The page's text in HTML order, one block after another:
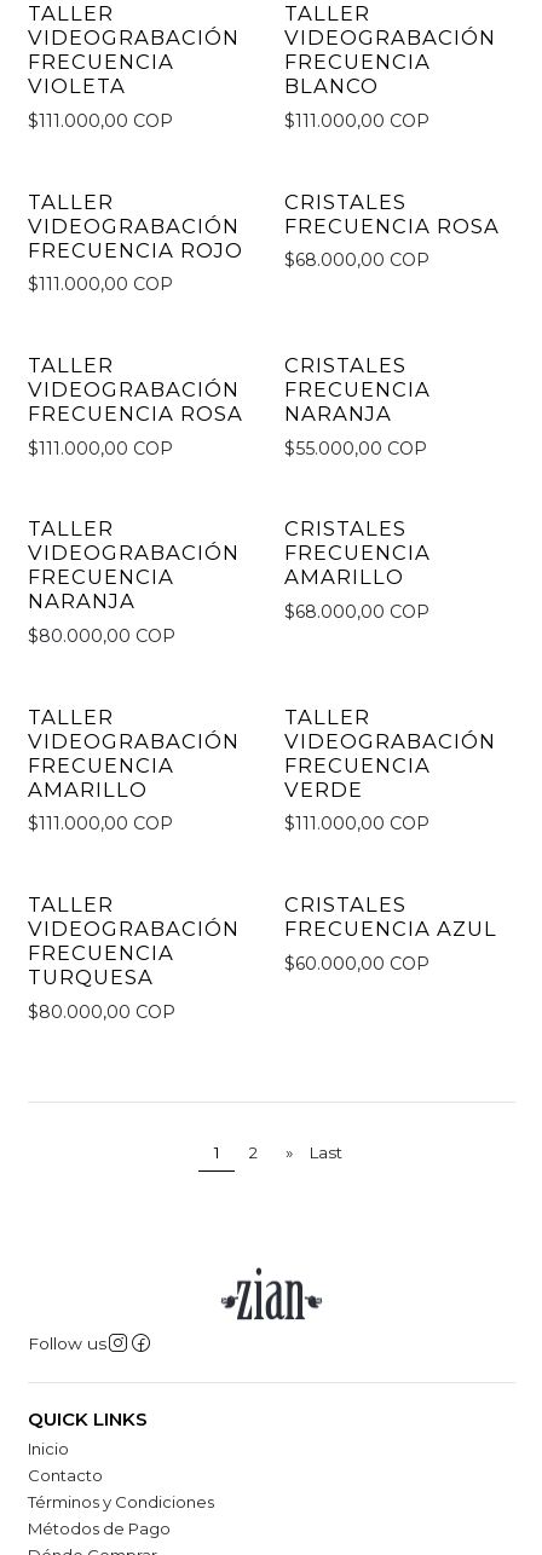
TALLER
VIDEOGRABACIÓN
FRECUENCIA
VIOLETA
$111.000,00 COP
TALLER
VIDEOGRABACIÓN
FRECUENCIA
BLANCO
$111.000,00 COP
TALLER
VIDEOGRABACIÓN
FRECUENCIA ROJO
$111.000,00 COP
CRISTALES
FRECUENCIA ROSA
$68.000,00 COP
TALLER
VIDEOGRABACIÓN
FRECUENCIA ROSA
$111.000,00 COP
CRISTALES
FRECUENCIA
NARANJA
$55.000,00 COP
TALLER
VIDEOGRABACIÓN
FRECUENCIA
NARANJA
$80.000,00 COP
CRISTALES
FRECUENCIA
AMARILLO
$68.000,00 COP
TALLER
VIDEOGRABACIÓN
FRECUENCIA
AMARILLO
$111.000,00 COP
TALLER
VIDEOGRABACIÓN
FRECUENCIA
VERDE
$111.000,00 COP
TALLER
VIDEOGRABACIÓN
FRECUENCIA
TURQUESA
$80.000,00 COP
Not available
CRISTALES
FRECUENCIA AZUL
$60.000,00 COP
1 2 » Last
Follow us
QUICK LINKS
Inicio
Contacto
Términos y Condiciones
Métodos de Pago